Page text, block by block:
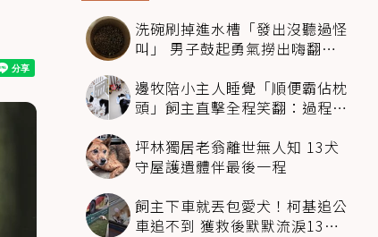
洗碗刷掉進水槽「發出沒聽過怪
叫」 男子鼓起勇氣撈出嗨翻：
邊牧陪小主人睡覺「順便霸佔枕
頭」飼主直擊全程笑翻：過程絲
坪林獨居老翁離世無人知 13犬
守屋護遺體伴最後一程
飼主下車就丟包愛犬！柯基追公
車追不到 獲救後默默流淚13萬